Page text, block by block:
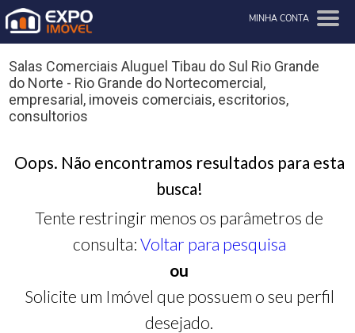
MINHA CONTA
Salas Comerciais Aluguel Tibau do Sul Rio Grande
do Norte - Rio Grande do Nortecomercial,
empresarial, imoveis comerciais, escritorios,
consultorios
Oops. Não encontramos resultados para esta
busca!
Tente restringir menos os parâmetros de
consulta: Voltar para pesquisa
ou
Solicite um Imóvel que possuem o seu perfil
desejado.